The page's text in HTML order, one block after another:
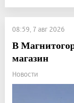
08:59, 7 авг 2026
В
магазин
Новости